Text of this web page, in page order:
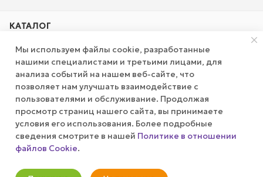
КАТАЛОГ
КОМПАНИЯ
ПУБЛИЧНАЯ ОФЕРТА
КАК СДЕЛАТЬ ЗАКАЗ?
Мы используем файлы cookie, разработанные
нашими специалистами и третьими лицами, для
анализа событий на нашем веб-сайте, что
позволяет нам улучшать взаимодействие с
пользователями и обслуживание. Продолжая
просмотр страниц нашего сайта, вы принимаете
условия его использования. Более подробные
сведения смотрите в нашей Политике в отношении
файлов Cookie.